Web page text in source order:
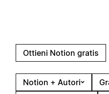
Ottieni Notion gratis
Notion + Autori